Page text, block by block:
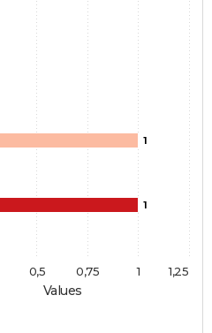
Values
1
1
1
0,5 0,75 1,25